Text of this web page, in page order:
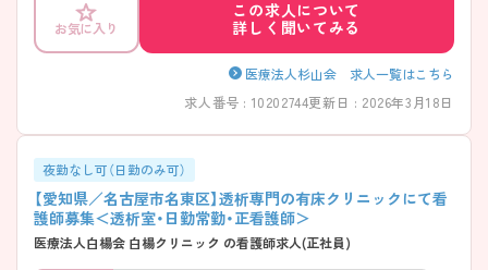
お気に入り
この求人について
詳しく聞いてみる
医療法人杉山会 求人一覧はこちら
求人番号 : 10202744更新日 : 2026年3月18日
夜勤なし可（日勤のみ可）
【愛知県／名古屋市名東区】透析専門の有床クリニックにて看
護師募集＜透析室・日勤常勤・正看護師＞
医療法人白楊会 白楊クリニック の看護師求人(正社員)